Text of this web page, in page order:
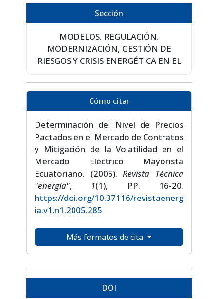
Sección
MODELOS, REGULACIÓN,
MODERNIZACIÓN, GESTIÓN DE
RIESGOS Y CRISIS ENERGÉTICA EN EL
Cómo citar
Determinación del Nivel de Precios
Pactados en el Mercado de Contratos
y Mitigación de la Volatilidad en el
Mercado Eléctrico Mayorista
Ecuatoriano. (2005). Revista Técnica
"energía", 1(1), PP. 16-20.
https://doi.org/10.37116/revistaenerg
ia.v1.n1.2005.285
Más formatos de cita
DOI